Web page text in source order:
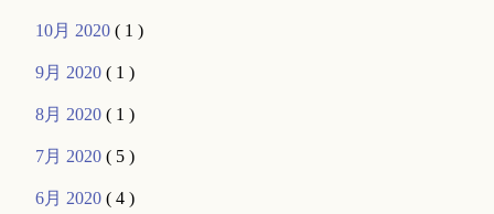
10月 2020( 1 )
9月 2020( 1 )
8月 2020( 1 )
7月 2020( 5 )
6月 2020( 4 )